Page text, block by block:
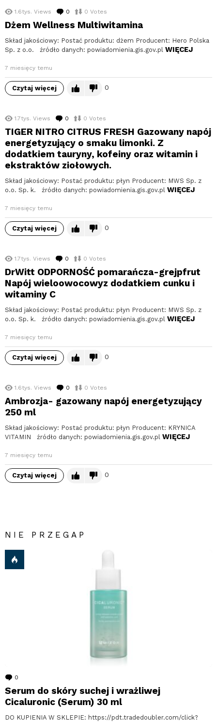
1.6tys. Views 0 komentarzy
0 Votes
Dżem Wellness Multiwitamina
Skład jakościowy: Postać produktu: dżem Producent: Hero Polska
Sp. z o.o. źródło danych: powiadomienia.gis.gov.pl WIĘCEJ
7 miesięcy temu
Czytaj więcej 0
1.7tys. Views 0 komentarzy
0 Votes
TIGER NITRO CITRUS FRESH Gazowany napój
energetyzujący o smaku limonki. Z
dodatkiem tauryny, kofeiny oraz witamin i
ekstraktów ziołowych.
Skład jakościowy: Postać produktu: płyn Producent: MWS Sp. z
o.o. Sp. k. źródło danych: powiadomienia.gis.gov.pl WIĘCEJ
7 miesięcy temu
Czytaj więcej 0
1.7tys. Views 0 komentarzy
0 Votes
DrWitt ODPORNOŚĆ pomarańcza-grejpfrut
Napój wieloowocowyz dodatkiem cunku i
witaminy C
Skład jakościowy: Postać produktu: płyn Producent: MWS Sp. z
o.o. Sp. k. źródło danych: powiadomienia.gis.gov.pl WIĘCEJ
7 miesięcy temu
Czytaj więcej 0
1.6tys. Views 0 komentarzy
0 Votes
Ambrozja- gazowany napój energetyzujący
250 ml
Skład jakościowy: Postać produktu: płyn Producent: KRYNICA
VITAMIN źródło danych: powiadomienia.gis.gov.pl WIĘCEJ
7 miesięcy temu
Czytaj więcej 0
NIE PRZEGAP
0
Serum do skóry suchej i wrażliwej
Cicaluronic (Serum) 30 ml
DO KUPIENIA W SKLEPIE: https://pdt.tradedoubler.com/click?